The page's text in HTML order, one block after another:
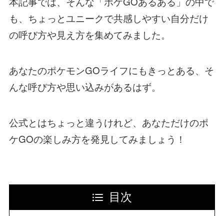
も、ちょっとユニークで共感しやすい自分だけ
の呼び方や見え方を集めてみました。
あなたのポケモンGOライフにもきっとある、そ
んな呼び方や思い込みがあるはず。
公式とはちょっと違うけれど、あなただけのポ
ケGOの楽しみ方を発見してみましょう！
目次